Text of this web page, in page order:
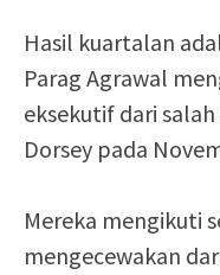
Hasil kuartalan
Parag Agrawal
eksekutif dari
Dorsey pada
Mereka mengikuti
mengecewakan